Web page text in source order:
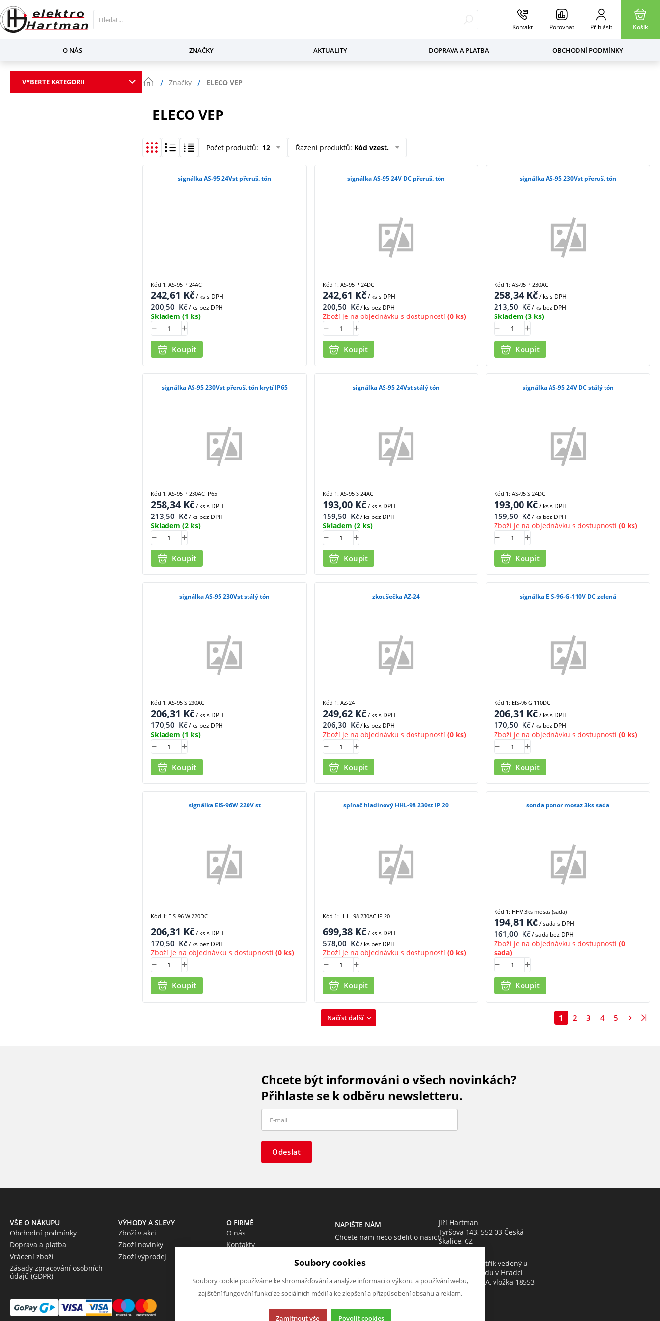
Kontakt Porovnat Přihlásit Košík
O NÁS ZNAČKY AKTUALITY DOPRAVA A PLATBA OBCHODNÍ PODMÍNKY
VYBERTE KATEGORII Značky ELECO VEP
ELECO VEP
Počet produktů: 12 Řazení produktů: Kód vzest.
signálka AS-95 24Vst přeruš. tón
242,61 Kč/ kss DPH
200,50 Kč/ ks bez DPH
Skladem (1 ks)
Koupit
Kód 1: AS-95 P 24AC
signálka AS-95 24V DC přeruš. tón
242,61 Kč/ kss DPH
200,50 Kč/ ks bez DPH
Zboží je na objednávku s dostupností(0 ks)
Koupit
Kód 1: AS-95 P 24DC
signálka AS-95 230Vst přeruš. tón
258,34Kč/ kss DPH
213,50 Kč/ ks bez DPH
Skladem (3 ks)
Koupit
Kód 1: AS-95 P 230AC
signálka AS-95 230Vst přeruš. tón krytí IP65
258,34Kč/ kss DPH
213,50 Kč/ ks bez DPH
Skladem (2 ks)
Koupit
Kód 1: AS-95 P 230AC IP65
signálka AS-95 24Vst stálý tón
193,00Kč/ kss DPH
159,50 Kč/ ks bez DPH
Skladem (2 ks)
Koupit
Kód 1: AS-95 S 24AC
signálka AS-95 24V DC stálý tón
193,00 Kč/ kss DPH
159,50 Kč/ ks bez DPH
Zboží je na objednávku s dostupností (0 ks)
Koupit
Kód 1: AS-95 S 24DC
signálka AS-95 230Vst stálý tón
206,31 Kč/ kss DPH
170,50 Kč/ ks bez DPH
Skladem (1 ks)
Koupit
Kód 1: AS-95 S 230AC
zkoušečka AZ-24
249,62Kč/ kss DPH
206,30 Kč/ ks bez DPH
Zboží je na objednávku s dostupností(0 ks)
Koupit
Kód 1: AZ-24
signálka EIS-96-G-110V DC zelená
206,31 Kč/ kss DPH
170,50 Kč/ ks bez DPH
Zboží je na objednávku s dostupností (0 ks)
Koupit
Kód 1: EIS-96 G 110DC
signálka EIS-96W 220V st
206,31 Kč/ kss DPH
170,50 Kč/ ks bez DPH
Zboží je na objednávku s dostupností (0 ks)
Koupit
Kód 1: EIS-96 W 220DC
spínač hladinový HHL-98 230st IP 20
699,38Kč/ kss DPH
578,00 Kč/ ks bez DPH
Zboží je na objednávku s dostupností(0 ks)
Koupit
Kód 1: HHL-98 230AC IP 20
sonda ponor mosaz 3ks sada
194,81 Kč/ sadas DPH
161,00 Kč/ sada bez DPH
Zboží je na objednávku s dostupností (0
sada)
Koupit
Kód 1: HHV 3ks mosaz (sada)
Načíst další 1 2 3 4 5
Chcete být informováni o všech novinkách?
Přihlaste se k odběru newsletteru.
Odeslat
VŠE O NÁKUPU
Obchodní podmínky
Doprava a platba
Vrácení zboží
Zásady zpracování osobních
údajů (GDPR)
VÝHODY A SLEVY
Zboží v akci
Zboží novinky
Zboží výprodej
O FIRMĚ
O nás
Kontakty
NAPIŠTE NÁM
Chcete nám něco sdělit o našich
Neváhejte napsat.
Chci napsat zprávu
Jiří Hartman
Tyršova 143, 552 03 Česká
Skalice, CZ
Obchodní rejstřík vedený u
Krajského soudu v Hradci
Králové, oddíl A, vložka 18553
Soubory cookies
Soubory cookie používáme ke shromažďování a analýze informací o výkonu a používání webu,
zajištění fungování funkcí ze sociálních médií a ke zlepšení a přizpůsobení obsahu a reklam.
Zamítnout vše Povolit cookies